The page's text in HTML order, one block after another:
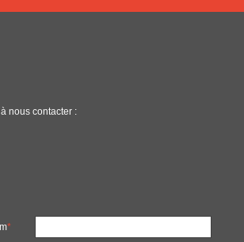
nous contacter :
*